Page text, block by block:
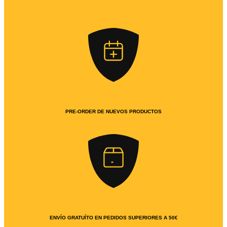
PRE-ORDER DE NUEVOS PRODUCTOS
ENVÍO GRATUÍTO EN PEDIDOS SUPERIORES A 50€